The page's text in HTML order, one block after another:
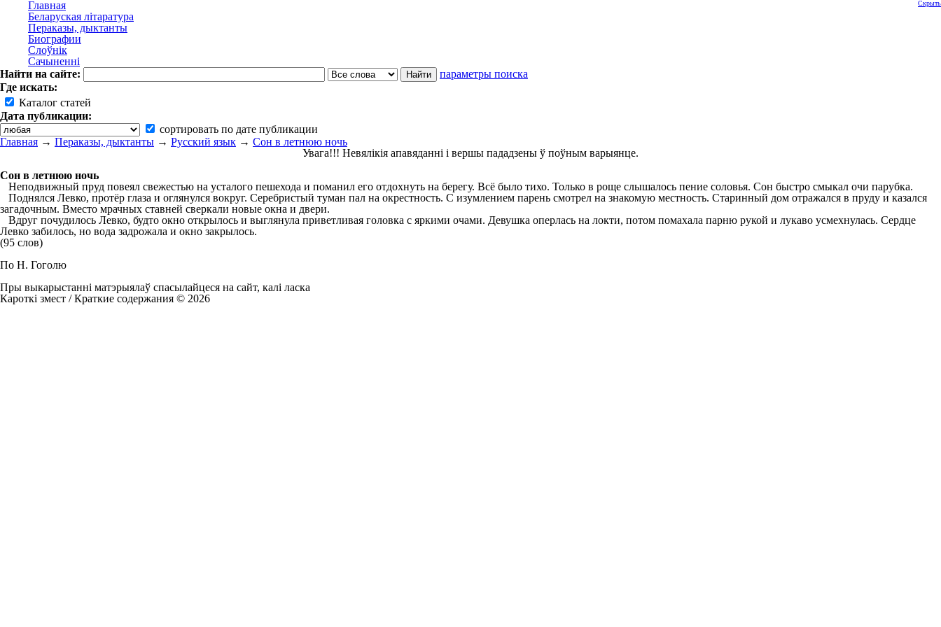
Главная
Беларуская літаратура
Пераказы, дыктанты
Биографии
Слоўнік
Сачыненні
Найти на сайте:
параметры поиска
Где искать:
Каталог статей
Дата публикации:
сортировать по дате публикации
Скрыть
Главная → Пераказы, дыктанты → Русский язык → Сон в летнюю ночь
Увага!!! Невялікія апавяданні і вершы пададзены ў поўным варыянце.
Сон в летнюю ночь
Неподвижный пруд повеял свежестью на усталого пешехода и поманил его отдохнуть на берегу. Всё было тихо. Только в роще слышалось пение соловья. Сон быстро смыкал очи парубка.
Поднялся Левко, протёр глаза и оглянулся вокруг. Серебристый туман пал на окрестность. С изумлением парень смотрел на знакомую местность. Старинный дом отражался в пруду и казался
загадочным. Вместо мрачных ставней сверкали новые окна и двери.
Вдруг почудилось Левко, будто окно открылось и выглянула приветливая головка с яркими очами. Девушка оперлась на локти, потом помахала парню рукой и лукаво усмехнулась. Сердце
Левко забилось, но вода задрожала и окно закрылось.
(95 слов)
По Н. Гоголю
Пры выкарыстанні матэрыялаў спасылайцеся на сайт, калі ласка
Кароткі змест / Краткие содержания © 2026